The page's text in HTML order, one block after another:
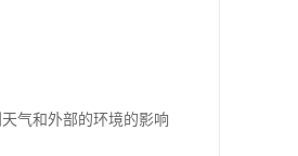
气和外部的环境的影响